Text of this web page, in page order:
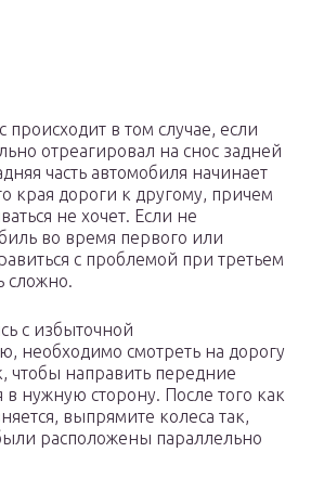
происходит в том случае, если
отреагировал на снос задней
часть автомобиля начинает
края дороги к другому, причем
не хочет. Если не
во время первого или
с проблемой при третьем
сложно.
с избыточной
необходимо смотреть на дорогу
чтобы направить передние
в нужную сторону. После того как
выпрямите колеса так,
расположены параллельно